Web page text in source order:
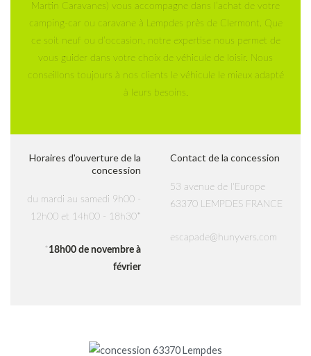
Martin Caravanes) vous accompagne dans l’achat de votre
camping-car ou caravane à Lempdes près de Clermont. Que
ce soit neuf ou d’occasion, notre expertise nous permet de
vous guider dans votre choix de véhicule de loisir. Nous
conseillons toujours à nos clients le véhicule le mieux adapté
à leurs besoins.
Horaires d'ouverture de la
concession
du mardi au samedi 9h00 -
12h00 et 14h00 - 18h30*
*18h00 de novembre à
février
Contact de la concession
53 avenue de l'Europe
63370 LEMPDES FRANCE
escapade@hunyvers.com